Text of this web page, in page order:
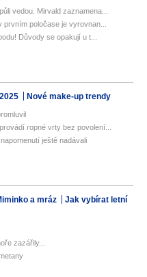
vedou. Mirvald zaznamena...
poločase je vyrovnan...
Důvody se opakují u t...
Nové make-up trendy
ropné vrty bez povolení...
ještě nadávali
a mráz
Jak vybírat letní
zazářily...